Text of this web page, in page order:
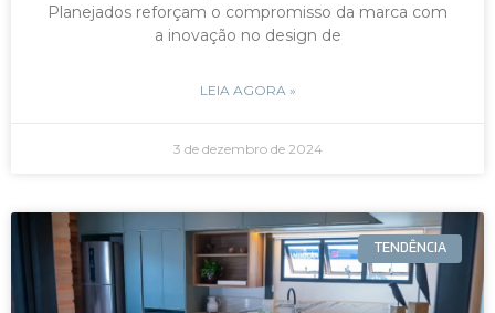
Planejados reforçam o compromisso da marca com
a inovação no design de
LEIA AGORA »
3 de dezembro de 2024
TENDÊNCIA